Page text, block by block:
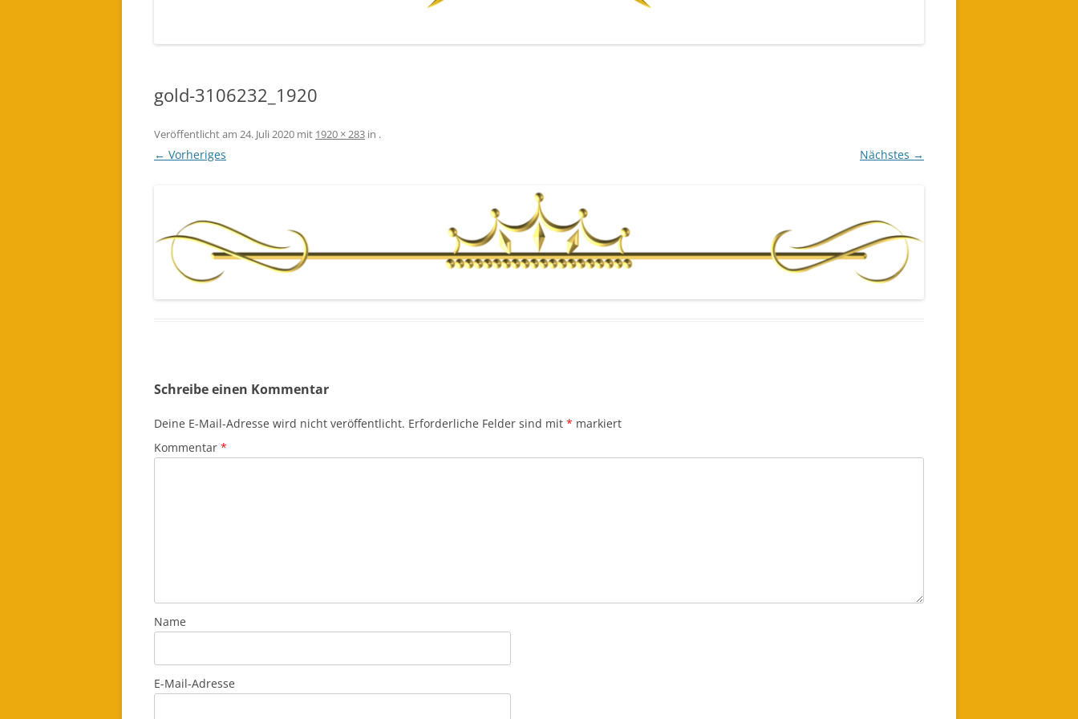
gold-3106232_1920
Veröffentlicht am 24. Juli 2020 mit 1920 × 283 in .
← Vorheriges Nächstes →
Schreibe einen Kommentar
Deine E-Mail-Adresse wird nicht veröffentlicht. Erforderliche Felder sind mit * markiert
Kommentar *
Name
E-Mail-Adresse